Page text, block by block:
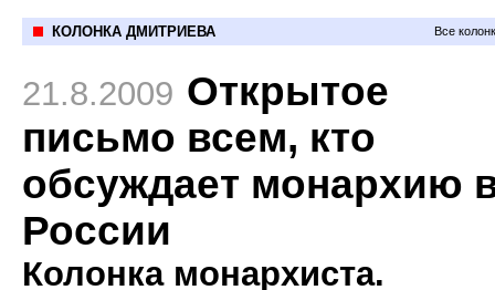
КОЛОНКА ДМИТРИЕВА Все
21.8.2009 Открытое
письмо всем, кто
обсуждает монархию
России
Колонка монархиста.